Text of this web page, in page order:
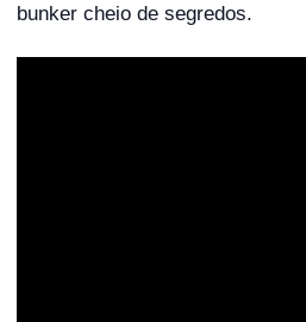
bunker cheio de segredos.